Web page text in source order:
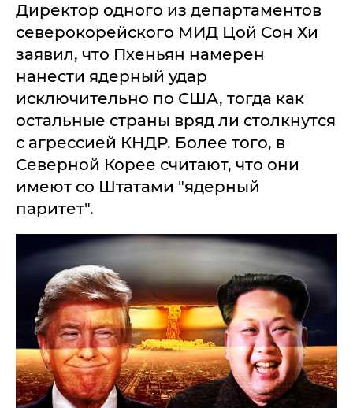
Директор одного из департаментов
северокорейского МИД Цой Сон Хи
заявил, что Пхеньян намерен
нанести ядерный удар
исключительно по США, тогда как
остальные страны вряд ли столкнутся
с агрессией КНДР. Более того, в
Северной Корее считают, что они
имеют со Штатами "ядерный
паритет".